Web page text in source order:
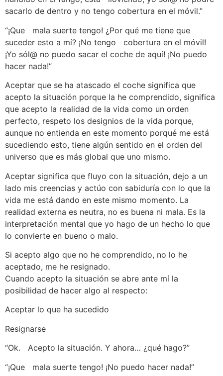
sacarlo de dentro y no tengo cobertura en el móvil.”
“¡Que mala suerte tengo! ¿Por qué me tiene que
suceder esto a mí? ¡No tengo cobertura en el móvil!
¡Yo sól@ no puedo sacar el coche de aquí! ¡No puedo
hacer nada!”
Aceptar que se ha atascado el coche significa que
acepto la situación porque la he comprendido, significa
que acepto la realidad de la vida como un orden
perfecto, respeto los designios de la vida porque,
aunque no entienda en este momento porqué me está
sucediendo esto, tiene algún sentido en el orden del
universo que es más global que uno mismo.
Aceptar significa que fluyo con la situación, dejo a un
lado mis creencias y actúo con sabiduría con lo que la
vida me está dando en este mismo momento. La
realidad externa es neutra, no es buena ni mala. Es la
interpretación mental que yo hago de un hecho lo que
lo convierte en bueno o malo.
Si acepto algo que no he comprendido, no lo he
aceptado, me he resignado.
Cuando acepto la situación se abre ante mí la
posibilidad de hacer algo al respecto:
Aceptar lo que ha sucedido
Resignarse
“Ok. Acepto la situación. Y ahora… ¿qué hago?”
“¡Que mala suerte tengo! ¡No puedo hacer nada!”